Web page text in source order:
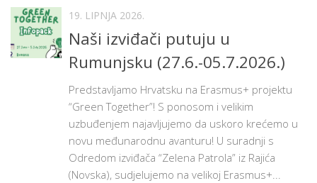
19. LIPNJA 2026.
Naši izviđači putuju u
Rumunjsku (27.6.-05.7.2026.)
Predstavljamo Hrvatsku na Erasmus+ projektu
“Green Together”! S ponosom i velikim
uzbuđenjem najavljujemo da uskoro krećemo u
novu međunarodnu avanturu! U suradnji s
Odredom izviđača “Zelena Patrola” iz Rajića
(Novska), sudjelujemo na velikoj Erasmus+...